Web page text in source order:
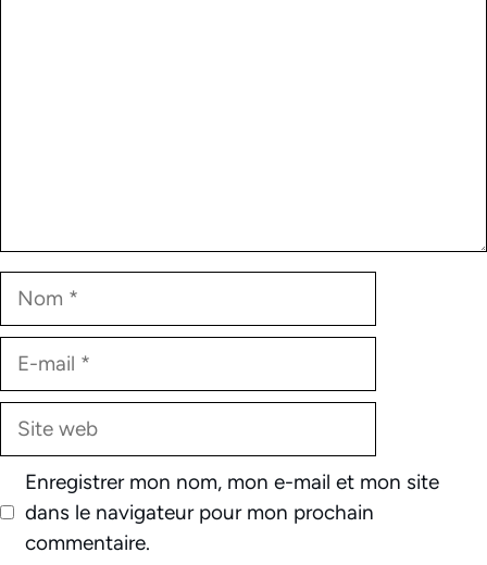
Nom
E-
Site
Enregistrer mon nom, mon e-mail et mon site
dans le navigateur pour mon prochain
commentaire.